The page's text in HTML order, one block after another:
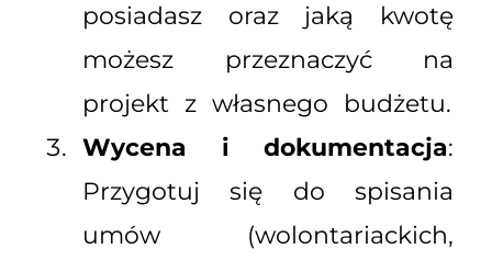
posiadasz oraz jaką kwotę
możesz przeznaczyć na
projekt z własnego budżetu.
Wycena i dokumentacja:
Przygotuj się do spisania
umów (wolontariackich,